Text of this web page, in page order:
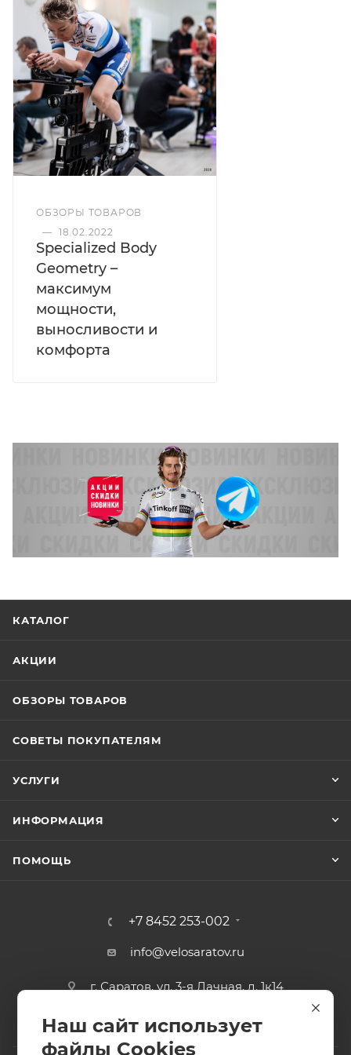
ОБЗОРЫ ТОВАРОВ
— 18.02.2022
Specialized Body
Geometry –
максимум
мощности,
выносливости и
комфорта
КАТАЛОГ
АКЦИИ
ОБЗОРЫ ТОВАРОВ
СОВЕТЫ ПОКУПАТЕЛЯМ
УСЛУГИ
ИНФОРМАЦИЯ
ПОМОЩЬ
+7 8452 253-002
info@velosaratov.ru
г. Саратов, ул. 3-я Дачная, д. 1к14
Наш сайт использует
файлы Cookies